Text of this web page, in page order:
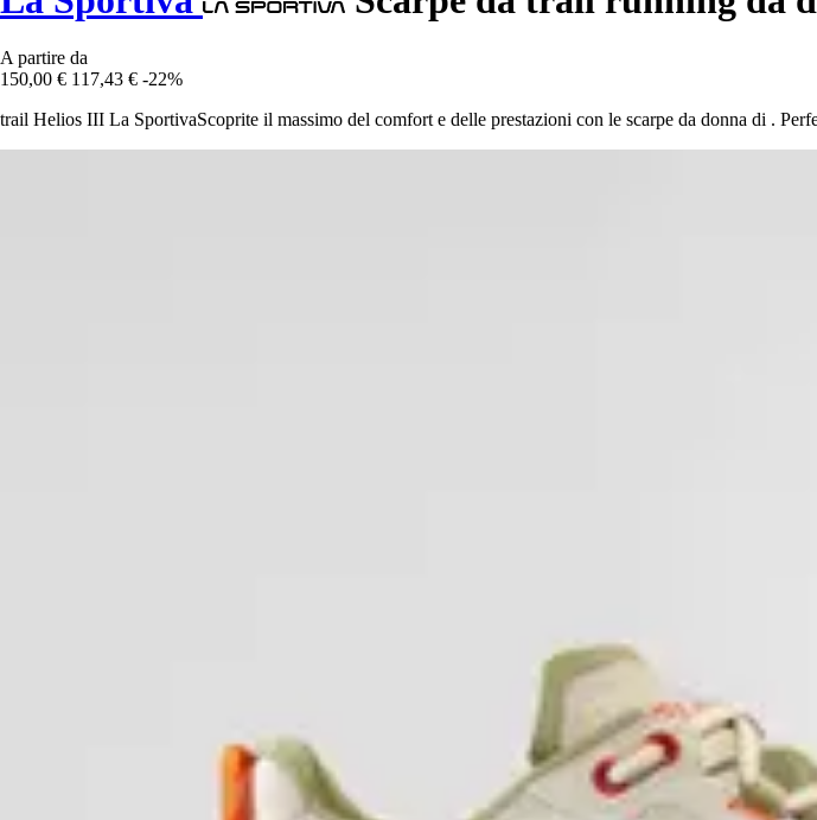
A partire da
150,00 € 117,43 € -22%
trail Helios III La SportivaScoprite il massimo del comfort e delle prestazioni con le scarpe da donna di .